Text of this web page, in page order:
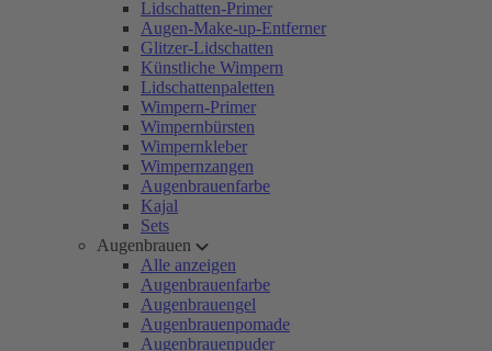
Lidschatten-Primer
Augen-Make-up-Entferner
Glitzer-Lidschatten
Künstliche Wimpern
Lidschattenpaletten
Wimpern-Primer
Wimpernbürsten
Wimpernkleber
Wimpernzangen
Augenbrauenfarbe
Kajal
Sets
Augenbrauen
Alle anzeigen
Augenbrauenfarbe
Augenbrauengel
Augenbrauenpomade
Augenbrauenpuder